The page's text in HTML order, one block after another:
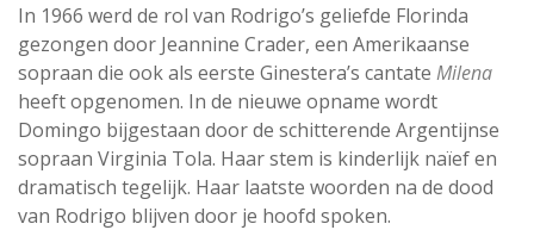
In 1966 werd de rol van Rodrigo’s geliefde Florinda
gezongen door Jeannine Crader, een Amerikaanse
sopraan die ook als eerste Ginestera’s cantate Milena
heeft opgenomen. In de nieuwe opname wordt
Domingo bijgestaan door de schitterende Argentijnse
sopraan Virginia Tola. Haar stem is kinderlijk naïef en
dramatisch tegelijk. Haar laatste woorden na de dood
van Rodrigo blijven door je hoofd spoken.